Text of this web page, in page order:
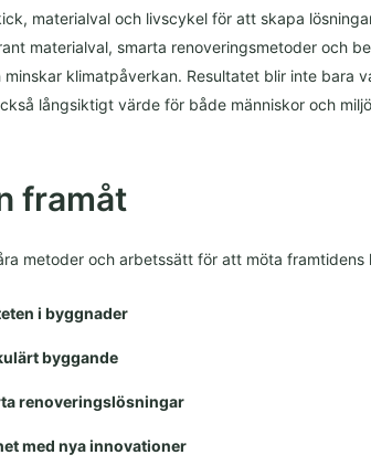
materialval och livscykel för att skapa
materialval, smarta renoveringsmetoder och
klimatpåverkan. Resultatet blir inte bara
långsiktigt värde för både människor och
framåt
metoder och arbetssätt för att möta framtidens
i byggnader
byggande
renoveringslösningar
med nya innovationer